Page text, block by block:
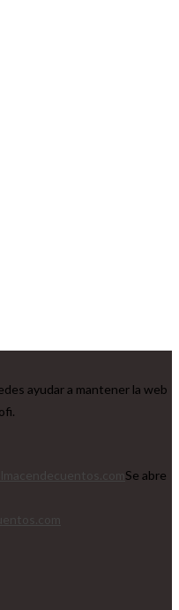
ayudar a mantener la web
Se abre